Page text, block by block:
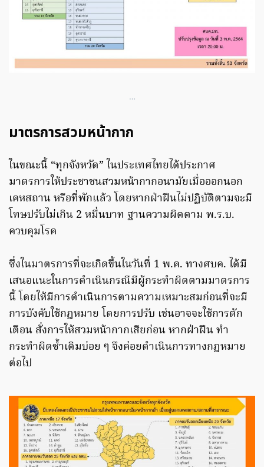
…
มาตรการสวมหน้ากาก
ในขณะนี้ “ทุกจังหวัด” ในประเทศไทยได้ประกาศ
มาตรการให้ประชาชนสวมหน้ากากอนามัยเมื่อออกนอก
เคหสถาน หรือที่พักแล้ว โดยหากฝ่าฝืนไม่ปฏิบัติตามจะมี
โทษปรับไม่เกิน 2 หมื่นบาท ฐานความผิดตาม พ.ร.บ.
ควบคุมโรค
ซึ่งในมาตรการที่จะเกิดขึ้นในวันที่ 1 พ.ค. ทางศบค. ได้มี
เสนอแนะในการดำเนินกรณีมีผู้กระทำผิดตามมาตรการ
นี้ โดยให้มีการดำเนินการตามความเหมาะสมก่อนที่จะมี
การบังคับใช้กฎหมาย โดยการปรับ เช่นอาจจะใช้การตัก
เตือน สั่งการให้สวมหน้ากากเสียก่อน หากฝ่าฝืน ทำ
กระทำผิดซ้ำเดิมบ่อย ๆ จึงค่อยดำเนินการทางกฎหมาย
ต่อไป